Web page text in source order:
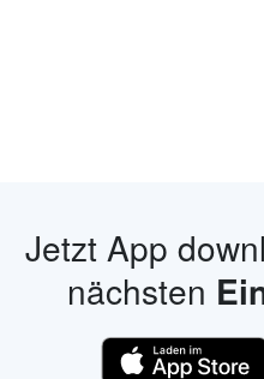
Jetzt App
nächsten